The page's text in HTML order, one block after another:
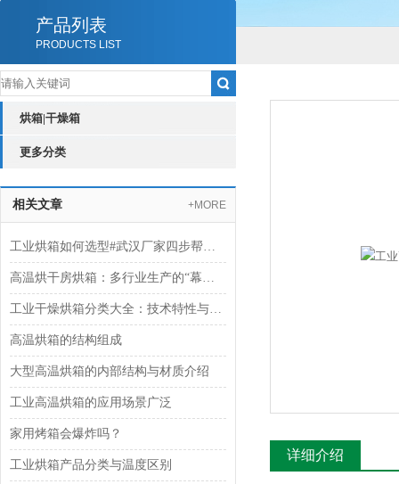
产品列表
PRODUCTS LIST
烘箱|干燥箱
更多分类
相关文章 +MORE
工业烘箱如何选型#武汉厂家四步帮你搞懂
高温烘干房烘箱：多行业生产的“幕后支持者“
工业干燥烘箱分类大全：技术特性与应用指南
高温烘箱的结构组成
大型高温烘箱的内部结构与材质介绍
工业高温烘箱的应用场景广泛
家用烤箱会爆炸吗？
工业烘箱产品分类与温度区别
详细介绍